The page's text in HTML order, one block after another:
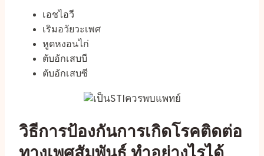
เอชไอวี
เริมอวัยวะเพศ
หูดหงอนไก่
ตับอักเสบบี
ตับอักเสบซี
วิธีการป้องกันการเกิดโรคติดต่อ